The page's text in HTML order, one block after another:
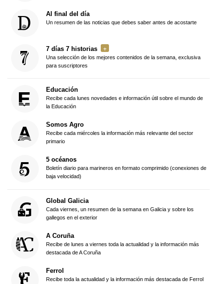
Al final del día
Un resumen de las noticias que debes saber antes de acostarte
7 días 7 historias
Una selección de los mejores contenidos de la semana, exclusiva
para suscriptores
Educación
Recibe cada lunes novedades e información útil sobre el mundo de
la Educación
Somos Agro
Recibe cada miércoles la información más relevante del sector
primario
5 océanos
Boletín diario para marineros en formato comprimido (conexiones de
baja velocidad)
Global Galicia
Cada viernes, un resumen de la semana en Galicia y sobre los
gallegos en el exterior
A Coruña
Recibe de lunes a viernes toda la actualidad y la información más
destacada de A Coruña
Ferrol
Recibe toda la actualidad y la información más destacada de Ferrol